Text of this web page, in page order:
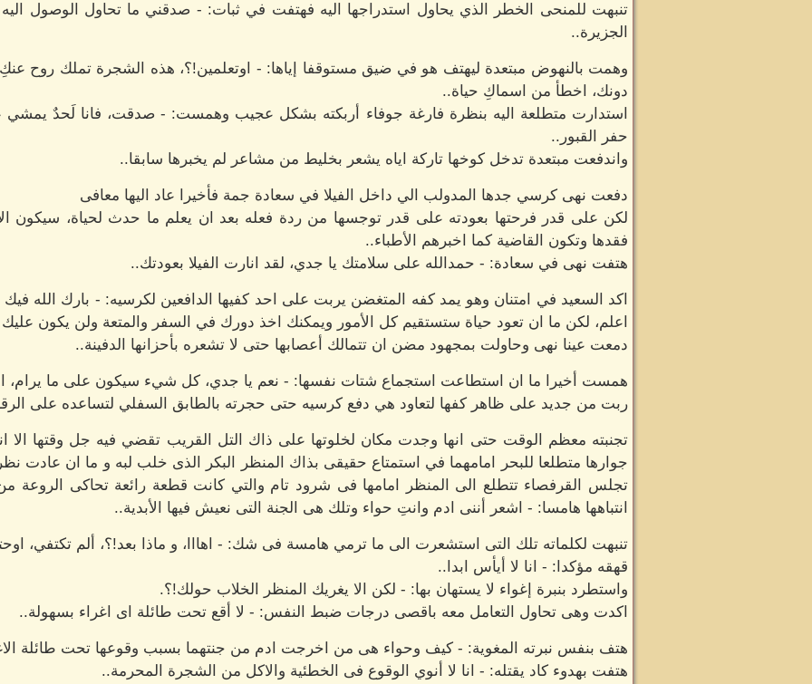
تنبهت للمنحى الخطر الذي يحاول استدراجها اليه فهتفت في ثبات: - صدقني ما تحاول الوصول
الجزيرة..
وهمت بالنهوض مبتعدة ليهتف هو في ضيق مستوقفا إياها: - اوتعلمين!؟، هذه الشجرة تملك روح
دونك، اخطأ من اسماكِ حياة..
استدارت متطلعة اليه بنظرة فارغة جوفاء أربكته بشكل عجيب وهمست: - صدقت، فانا لَحدٌ
حفر القبور..
واندفعت مبتعدة تدخل كوخها تاركة اياه يشعر بخليط من مشاعر لم يخبرها سابقا..
دفعت نهى كرسي جدها المدولب الي داخل الفيلا في سعادة جمة فأخيرا عاد اليها معافى
لكن على قدر فرحتها بعودته على قدر توجسها من ردة فعله بعد ان يعلم ما حدث لحياة، سيكون
فقدها وتكون القاضية كما اخبرهم الأطباء..
هتفت نهى في سعادة: - حمدالله على سلامتك يا جدي، لقد انارت الفيلا بعودتك..
اكد السعيد في امتنان وهو يمد كفه المتغضن يربت على احد كفيها الدافعين لكرسيه: - بارك الله فيك يا
اعلم، لكن ما ان تعود حياة ستستقيم كل الأمور ويمكنك اخذ دورك في السفر والمتعة ولن يكون
دمعت عينا نهى وحاولت بمجهود مضن ان تتمالك أعصابها حتى لا تشعره بأحزانها الدفينة..
همست أخيرا ما ان استطاعت استجماع شتات نفسها: - نعم يا جدي، كل شيء سيكون على ما يرام،
ربت من جديد على ظاهر كفها لتعاود هي دفع كرسيه حتى حجرته بالطابق السفلي لتساعده على
تجنبته معظم الوقت حتى انها وجدت مكان لخلوتها على ذاك التل القريب تقضي فيه جل وقتها الا
جوارها متطلعا للبحر امامهما في استمتاع حقيقى بذاك المنظر البكر الذى خلب لبه و ما ان عادت
تجلس القرفصاء تتطلع الى المنظر امامها فى شرود تام والتي كانت قطعة رائعة تحاكى الروعة
انتباهها هامسا: - اشعر أننى ادم وانتِ حواء وتلك هى الجنة التى نعيش فيها الأبدية..
تنبهت لكلماته تلك التى استشعرت الى ما ترمي هامسة فى شك: - اهااا، و ماذا بعد!؟، ألم تكتفي،
قهقه مؤكدا: - انا لا أيأس ابدا..
واستطرد بنبرة إغواء لا يستهان بها: - لكن الا يغريك المنظر الخلاب حولك!؟.
اكدت وهى تحاول التعامل معه باقصى درجات ضبط النفس: - لا أقع تحت طائلة اى اغراء بسهولة..
هتف بنفس نبرته المغوية: - كيف وحواء هى من اخرجت ادم من جنتهما بسبب وقوعها تحت طائلة
هتفت بهدوء كاد يقتله: - انا لا أنوي الوقوع فى الخطئية والاكل من الشجرة المحرمة..